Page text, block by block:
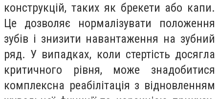
конструкцій, таких як брекети або капи.
Це дозволяє нормалізувати положення
зубів і знизити навантаження на зубний
ряд. У випадках, коли стертість досягла
критичного рівня, може знадобитися
комплексна реабілітація з відновленням